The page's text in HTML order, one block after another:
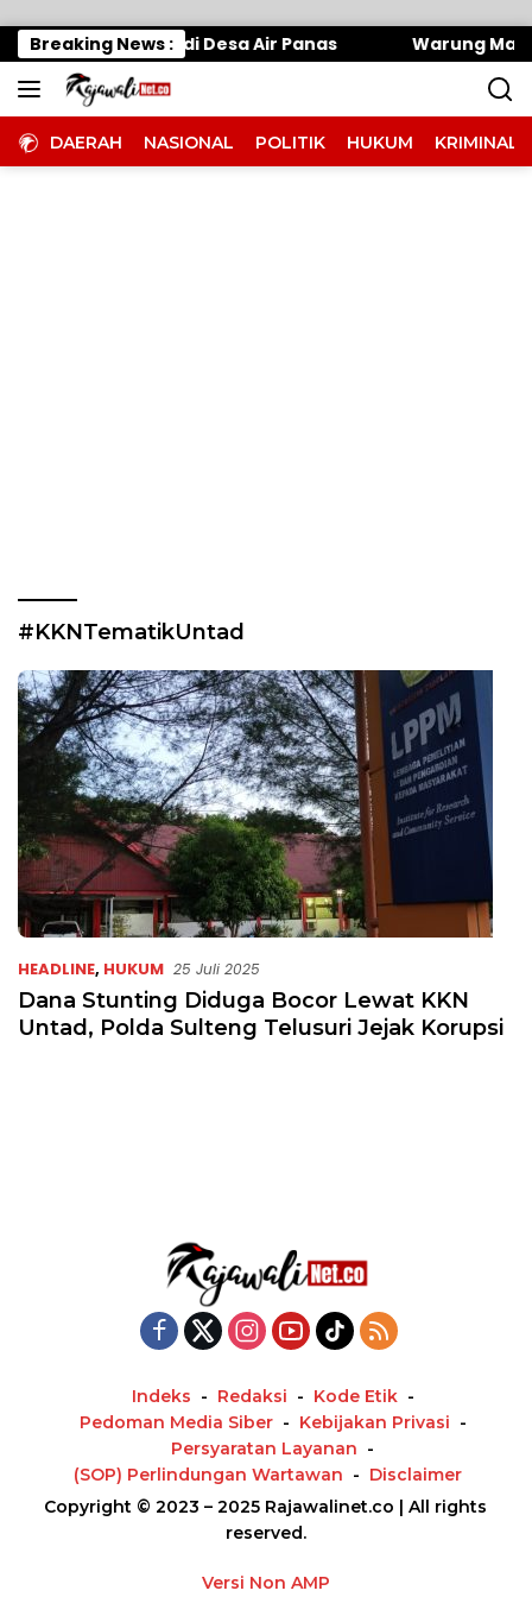
Breaking News :
Tangani Banjir di Desa Air Panas Warung
DAERAH NASIONAL POLITIK HUKUM KRIMINAL
#KKNTematikUntad
HEADLINE, HUKUM 25 Juli 2025
Dana Stunting Diduga Bocor Lewat KKN
Untad, Polda Sulteng Telusuri Jejak Korupsi
Indeks Redaksi
Kode Etik
Pedoman Media Siber
Kebijakan Privasi
Persyaratan Layanan
(SOP) Perlindungan Wartawan
Disclaimer
Copyright © 2023 – 2025 Rajawalinet.co | All rights
reserved.
Versi Non AMP